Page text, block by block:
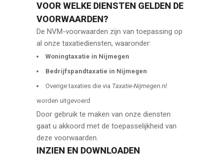
VOOR WELKE DIENSTEN GELDEN DE
VOORWAARDEN?
De NVM-voorwaarden zijn van toepassing op
al onze taxatiediensten, waaronder:
Woningtaxatie in Nijmegen
Bedrijfspandtaxatie in Nijmegen
Overige taxaties die via Taxatie-Nijmegen.nl
worden uitgevoerd
Door gebruik te maken van onze diensten
gaat u akkoord met de toepasselijkheid van
deze voorwaarden.
INZIEN EN DOWNLOADEN